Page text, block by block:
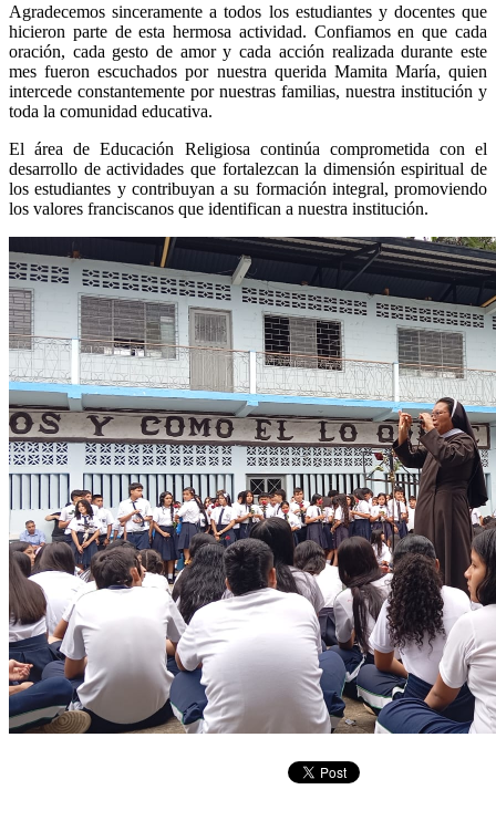
Agradecemos sinceramente a todos los estudiantes y docentes que
hicieron parte de esta hermosa actividad. Confiamos en que cada
oración, cada gesto de amor y cada acción realizada durante este
mes fueron escuchados por nuestra querida Mamita María, quien
intercede constantemente por nuestras familias, nuestra institución y
toda la comunidad educativa.
El área de Educación Religiosa continúa comprometida con el
desarrollo de actividades que fortalezcan la dimensión espiritual de
los estudiantes y contribuyan a su formación integral, promoviendo
los valores franciscanos que identifican a nuestra institución.